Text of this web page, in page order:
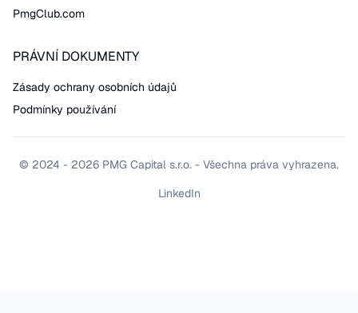
PmgClub.com
PRÁVNÍ DOKUMENTY
Zásady ochrany osobních údajů
Podmínky používání
© 2024 - 2026 PMG Capital s.r.o. - Všechna práva vyhrazena.
LinkedIn